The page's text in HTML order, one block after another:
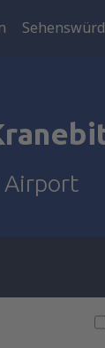
Airport